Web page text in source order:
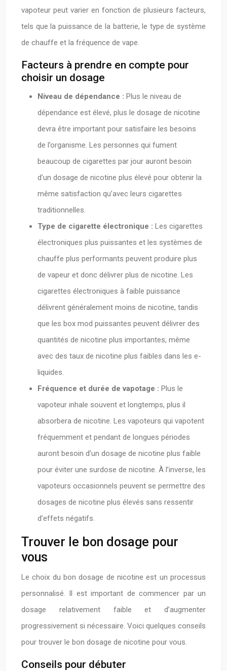
vapoteur peut varier en fonction de plusieurs facteurs,
tels que la puissance de la batterie, le type de système
de chauffe et la fréquence de vape.
Facteurs à prendre en compte pour
choisir un dosage
Niveau de dépendance : Plus le niveau de
dépendance est élevé, plus le dosage de nicotine
devra être important pour satisfaire les besoins
de l’organisme. Les personnes qui fument
beaucoup de cigarettes par jour auront besoin
d’un dosage de nicotine plus élevé pour obtenir la
même satisfaction qu’avec leurs cigarettes
traditionnelles.
Type de cigarette électronique : Les cigarettes
électroniques plus puissantes et les systèmes de
chauffe plus performants peuvent produire plus
de vapeur et donc délivrer plus de nicotine. Les
cigarettes électroniques à faible puissance
délivrent généralement moins de nicotine, tandis
que les box mod puissantes peuvent délivrer des
quantités de nicotine plus importantes, même
avec des taux de nicotine plus faibles dans les e-
liquides.
Fréquence et durée de vapotage : Plus le
vapoteur inhale souvent et longtemps, plus il
absorbera de nicotine. Les vapoteurs qui vapotent
fréquemment et pendant de longues périodes
auront besoin d’un dosage de nicotine plus faible
pour éviter une surdose de nicotine. À l’inverse, les
vapoteurs occasionnels peuvent se permettre des
dosages de nicotine plus élevés sans ressentir
d’effets négatifs.
Trouver le bon dosage pour
vous
Le choix du bon dosage de nicotine est un processus
personnalisé. Il est important de commencer par un
dosage relativement faible et d’augmenter
progressivement si nécessaire. Voici quelques conseils
pour trouver le bon dosage de nicotine pour vous.
Conseils pour débuter